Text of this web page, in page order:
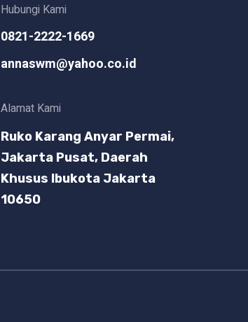
Hubungi Kami
0821-2222-1669
annaswm@yahoo.co.id
Alamat Kami
Ruko Karang Anyar Permai,
Jakarta Pusat, Daerah
Khusus Ibukota Jakarta
10650